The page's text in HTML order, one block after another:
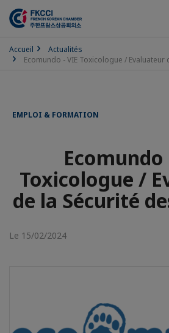
Accueil
Actualités
Ecomundo - VIE Toxicologue /
EMPLOI & FORMATION
Ecomundo
Toxicologue /
de la Sécurité
Le 15/02/2024